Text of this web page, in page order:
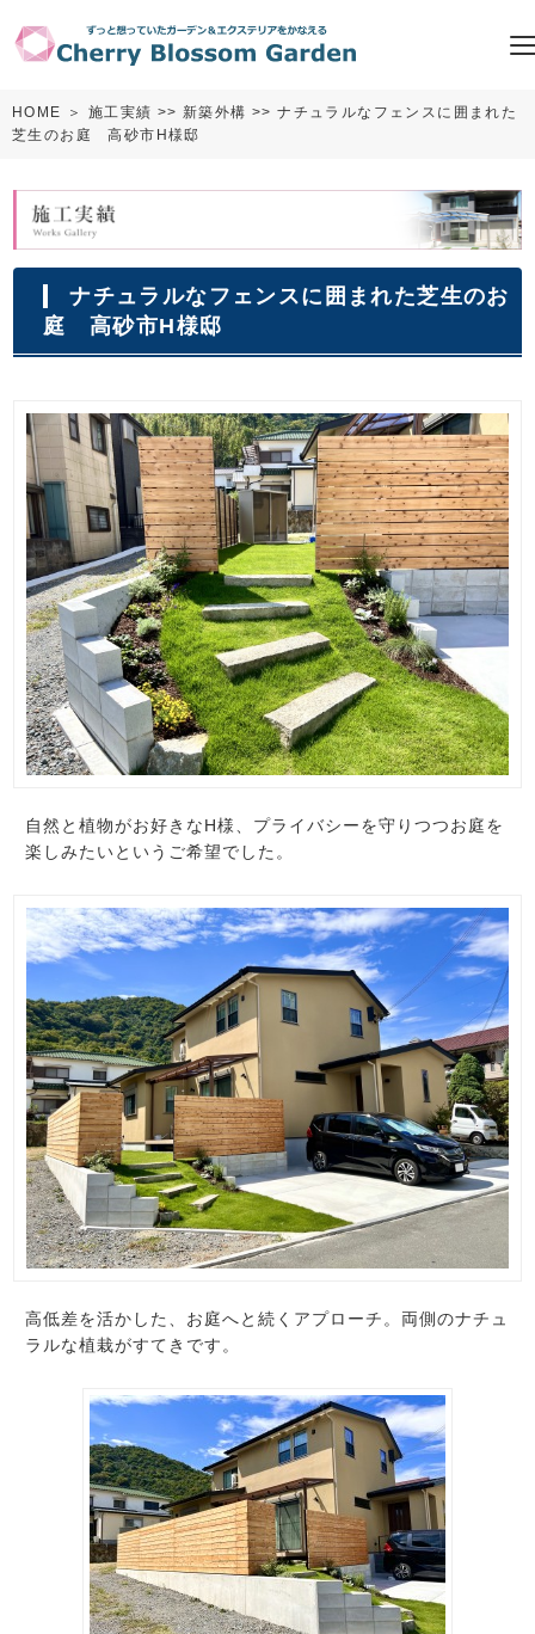
HOME ＞ 施工実績 >> 新築外構 >> ナチュラルなフェンスに囲まれた
芝生のお庭 高砂市H様邸
ナチュラルなフェンスに囲まれた芝生のお
庭 高砂市H様邸
自然と植物がお好きなH様、プライバシーを守りつつお庭を
楽しみたいというご希望でした。
高低差を活かした、お庭へと続くアプローチ。両側のナチュ
ラルな植栽がすてきです。